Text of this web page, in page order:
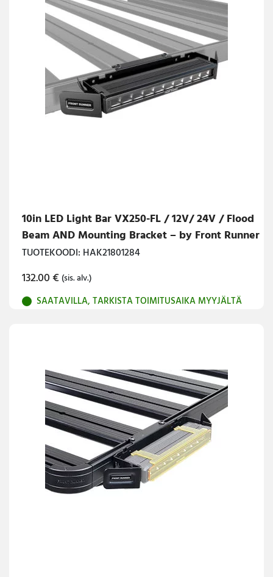
10in LED Light Bar VX250-FL / 12V/ 24V / Flood
Beam AND Mounting Bracket – by Front Runner
TUOTEKOODI: HAK21801284
132.00€ (sis. alv.)
SAATAVILLA, TARKISTA TOIMITUSAIKA MYYJÄLTÄ